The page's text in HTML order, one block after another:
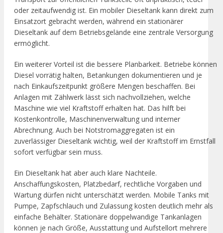
oder zeitaufwendig ist. Ein mobiler Dieseltank kann direkt zum
Einsatzort gebracht werden, während ein stationärer
Dieseltank auf dem Betriebsgelände eine zentrale Versorgung
ermöglicht.
Ein weiterer Vorteil ist die bessere Planbarkeit. Betriebe können
Diesel vorrätig halten, Betankungen dokumentieren und je
nach Einkaufszeitpunkt größere Mengen beschaffen. Bei
Anlagen mit Zählwerk lässt sich nachvollziehen, welche
Maschine wie viel Kraftstoff erhalten hat. Das hilft bei
Kostenkontrolle, Maschinenverwaltung und interner
Abrechnung. Auch bei Notstromaggregaten ist ein
zuverlässiger Dieseltank wichtig, weil der Kraftstoff im Ernstfall
sofort verfügbar sein muss.
Ein Dieseltank hat aber auch klare Nachteile.
Anschaffungskosten, Platzbedarf, rechtliche Vorgaben und
Wartung dürfen nicht unterschätzt werden. Mobile Tanks mit
Pumpe, Zapfschlauch und Zulassung kosten deutlich mehr als
einfache Behälter. Stationäre doppelwandige Tankanlagen
können je nach Größe, Ausstattung und Aufstellort mehrere